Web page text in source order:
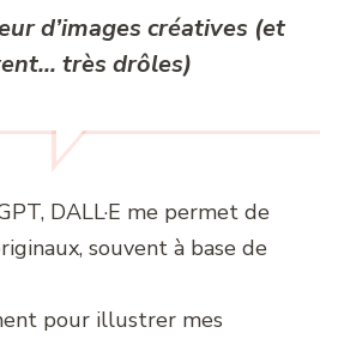
d’images créatives (et
très drôles)
DALL·E me permet de
souvent à base de
pour illustrer mes